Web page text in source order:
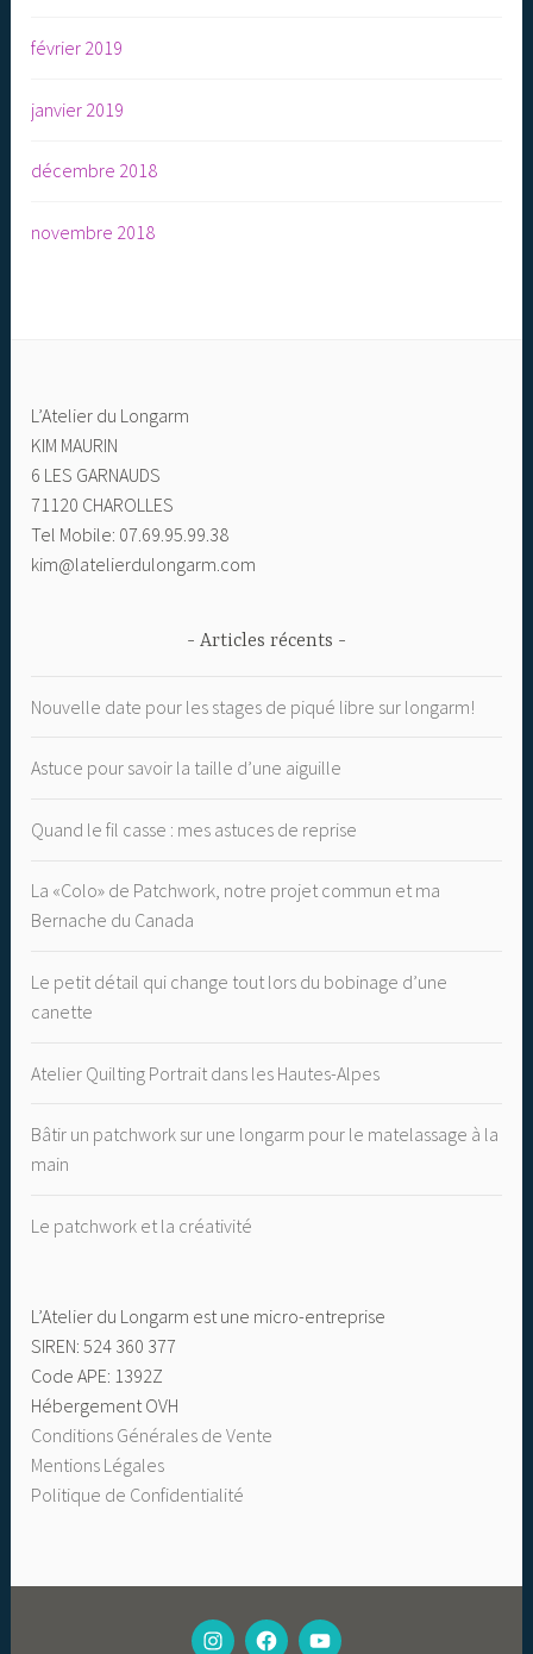
février 2019
janvier 2019
décembre 2018
novembre 2018
L’Atelier du Longarm
KIM MAURIN
6 LES GARNAUDS
71120 CHAROLLES
Tel Mobile: 07.69.95.99.38
kim@latelierdulongarm.com
Articles récents
Nouvelle date pour les stages de piqué libre sur longarm!
Astuce pour savoir la taille d’une aiguille
Quand le fil casse : mes astuces de reprise
La «Colo» de Patchwork, notre projet commun et ma
Bernache du Canada
Le petit détail qui change tout lors du bobinage d’une
canette
Atelier Quilting Portrait dans les Hautes-Alpes
Bâtir un patchwork sur une longarm pour le matelassage à la
main
Le patchwork et la créativité
L’Atelier du Longarm est une micro-entreprise
SIREN: 524 360 377
Code APE: 1392Z
Hébergement OVH
Conditions Générales de Vente
Mentions Légales
Politique de Confidentialité
MON
INSTAGRAM
FACEBOOK
CHAINE
YOUTUBE